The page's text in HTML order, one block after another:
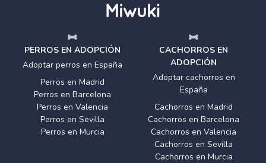
PERROS EN ADOPCIÓN
Adoptar perros en España
Perros en Madrid
Perros en Barcelona
Perros en Valencia
Perros en Sevilla
Perros en Murcia
CACHORROS EN
ADOPCIÓN
Adoptar cachorros en
España
Cachorros en Madrid
Cachorros en Barcelona
Cachorros en Valencia
Cachorros en Sevilla
Cachorros en Murcia